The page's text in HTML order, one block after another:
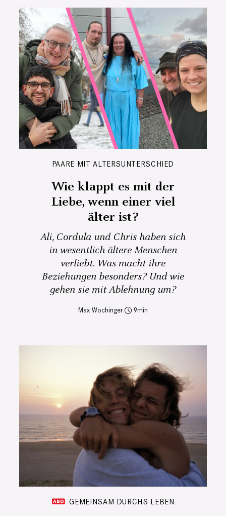
PAARE MIT ALTERSUNTERSCHIED
Wie klappt es mit der
Liebe, wenn einer viel
älter ist?
Ali, Cordula und Chris haben sich
in wesentlich ältere Menschen
verliebt. Was macht ihre
Beziehungen besonders? Und wie
gehen sie mit Ablehnung um?
Max Wochinger 9
GEMEINSAM DURCHS LEBEN